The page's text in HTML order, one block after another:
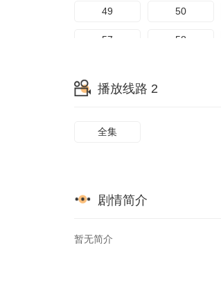
49 50
57 58
73
播放线路 2
全集
剧情简介
暂无简介